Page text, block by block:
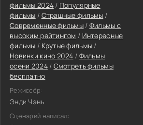
фильмы 2024 / Популярные
фильмы / Страшные фильмы /
Современные фильмы / Фильмы с
высоким рейтингом / Интересные
фильмы / Крутые фильмы /
Новинки кино 2024 / Фильмы
осени 2024/ Смотреть фильмы
бесплатно
Режиссёр:
Энди Чэнь
Сценарий написал: